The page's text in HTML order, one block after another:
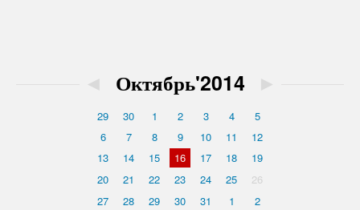
◄ Октябрь'2014 ►
29 30 1 2 3 4
5
6
7 8 9 10 11
12
13
14 15 16 17 18
19
20
21 22 23 24 25
26
27
28 29 30 31 1 2